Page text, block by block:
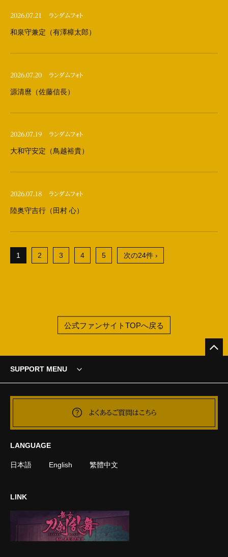
2026.07.21 ランダムフォト
和泉守兼定（有澤樟太郎）
2026.07.20 ランダムフォト
源清麿（佐藤信長）
2026.07.19 ランダムフォト
大和守安定（鳥越裕貴）
2026.07.18 ランダムフォト
陸奥守吉行（田村 心）
1 2 3 4 5 次の24件 ›
公式ファンサイトTOPへ戻る
SUPPORT MENU
よくあるご質問はこちら
LANGUAGE
日本語 English 繁體中文
LINK